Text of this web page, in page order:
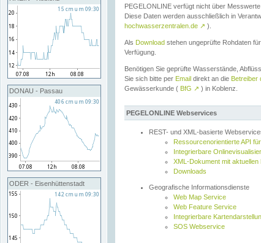
DONAU - Passau
ODER - Eisenhüttenstadt
PEGELONLINE verfügt nicht über
Diese Daten werden ausschließlich in
hochwasserzentralen.de ↗ ).
Als Download stehen ungeprüfte Rohdaten
Verfügung.
Benötigen Sie geprüfte Wasserstände,
Sie sich bitte per Email direkt an die Betreiber
Gewässerkunde ( BfG ↗ ) in Koblenz.
PEGELONLINE Webservices
REST- und XML-basierte
Ressourcenorientierte API
Integrierbare
XML-Dokument mit aktuellen
Downloads
Geografische Informationsdienste
Web Map Service
Web Feature Service
Integrierbare
SOS Webservice